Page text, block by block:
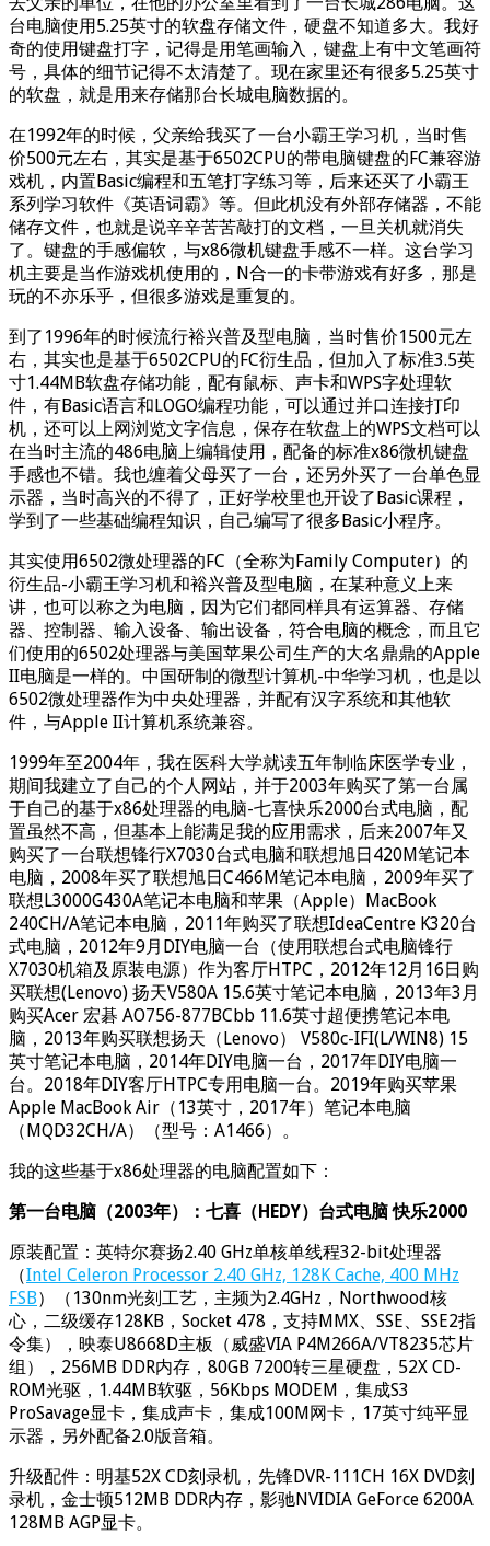
台电脑使用5.25英寸的软盘存储文件，硬盘不知道多大。我好
奇的使用键盘打字，记得是用笔画输入，键盘上有中文笔画符
号，具体的细节记得不太清楚了。现在家里还有很多5.25英寸
的软盘，就是用来存储那台长城电脑数据的。
在1992年的时候，父亲给我买了一台小霸王学习机，当时售
价500元左右，其实是基于6502CPU的带电脑键盘的FC兼容游
戏机，内置Basic编程和五笔打字练习等，后来还买了小霸王
系列学习软件《英语词霸》等。但此机没有外部存储器，不能
储存文件，也就是说辛辛苦苦敲打的文档，一旦关机就消失
了。键盘的手感偏软，与x86微机键盘手感不一样。这台学习
机主要是当作游戏机使用的，N合一的卡带游戏有好多，那是
玩的不亦乐乎，但很多游戏是重复的。
到了1996年的时候流行裕兴普及型电脑，当时售价1500元左
右，其实也是基于6502CPU的FC衍生品，但加入了标准3.5英
寸1.44MB软盘存储功能，配有鼠标、声卡和WPS字处理软
件，有Basic语言和LOGO编程功能，可以通过并口连接打印
机，还可以上网浏览文字信息，保存在软盘上的WPS文档可以
在当时主流的486电脑上编辑使用，配备的标准x86微机键盘
手感也不错。我也缠着父母买了一台，还另外买了一台单色显
示器，当时高兴的不得了，正好学校里也开设了Basic课程，
学到了一些基础编程知识，自己编写了很多Basic小程序。
其实使用6502微处理器的FC（全称为Family Computer）的
衍生品-小霸王学习机和裕兴普及型电脑，在某种意义上来
讲，也可以称之为电脑，因为它们都同样具有运算器、存储
器、控制器、输入设备、输出设备，符合电脑的概念，而且它
们使用的6502处理器与美国苹果公司生产的大名鼎鼎的Apple
II电脑是一样的。中国研制的微型计算机-中华学习机，也是以
6502微处理器作为中央处理器，并配有汉字系统和其他软
件，与Apple II计算机系统兼容。
1999年至2004年，我在医科大学就读五年制临床医学专业，
期间我建立了自己的个人网站，并于2003年购买了第一台属
于自己的基于x86处理器的电脑-七喜快乐2000台式电脑，配
置虽然不高，但基本上能满足我的应用需求，后来2007年又
购买了一台联想锋行X7030台式电脑和联想旭日420M笔记本
电脑，2008年买了联想旭日C466M笔记本电脑，2009年买了
联想L3000G430A笔记本电脑和苹果（Apple）MacBook
240CH/A笔记本电脑，2011年购买了联想IdeaCentre K320台
式电脑，2012年9月DIY电脑一台（使用联想台式电脑锋行
X7030机箱及原装电源）作为客厅HTPC，2012年12月16日购
买联想(Lenovo) 扬天V580A 15.6英寸笔记本电脑，2013年3月
购买Acer 宏碁 AO756-877BCbb 11.6英寸超便携笔记本电
脑，2013年购买联想扬天（Lenovo） V580c-IFI(L/WIN8) 15
英寸笔记本电脑，2014年DIY电脑一台，2017年DIY电脑一
台。2018年DIY客厅HTPC专用电脑一台。2019年购买苹果
Apple MacBook Air（13英寸，2017年）笔记本电脑
（MQD32CH/A）（型号：A1466）。
我的这些基于x86处理器的电脑配置如下：
第一台电脑（2003年）：七喜（HEDY）台式电脑 快乐2000
原装配置：英特尔赛扬2.40 GHz单核单线程32-bit处理器
（Intel Celeron Processor 2.40 GHz, 128K Cache, 400 MHz
FSB）（130nm光刻工艺，主频为2.4GHz，Northwood核
心，二级缓存128KB，Socket 478，支持MMX、SSE、SSE2指
令集），映泰U8668D主板（威盛VIA P4M266A/VT8235芯片
组），256MB DDR内存，80GB 7200转三星硬盘，52X CD-
ROM光驱，1.44MB软驱，56Kbps MODEM，集成S3
ProSavage显卡，集成声卡，集成100M网卡，17英寸纯平显
示器，另外配备2.0版音箱。
升级配件：明基52X CD刻录机，先锋DVR-111CH 16X DVD刻
录机，金士顿512MB DDR内存，影驰NVIDIA GeForce 6200A
128MB AGP显卡。